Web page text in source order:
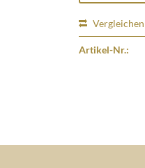
Vergleichen
Artikel-Nr.: